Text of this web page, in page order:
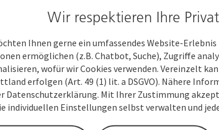
der Messestadt Wels begrüßen wir Sie auf unserer
informieren Sie sich über aktuelle Termine und
Wir respektieren Ihre
Ihnen gerne ein umfassendes Website-
ermöglichen (z.B. Chatbot, Suche), Zugriffe
wofür wir Cookies verwenden. Vereinzelt
erfolgen (Art. 49 (1) lit. a DSGVO). Nähere
Datenschutzerklärung. Mit Ihrer Zustimmung
individuellen Einstellungen selbst verwalten und